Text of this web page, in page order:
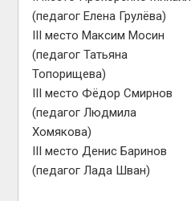
(педагог Елена Грулёва)
III место Максим Мосин
(педагог Татьяна
Топорищева)
III место Фёдор Смирнов
(педагог Людмила
Хомякова)
III место Денис Баринов
(педагог Лада Шван)